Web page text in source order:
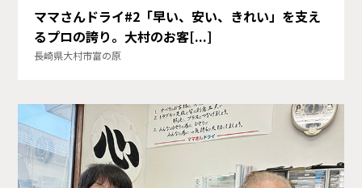
ママさんドライ#2「早い、安い、きれい」を支え
るプロの誇り。大村のお客[...]
長崎県大村市富の原